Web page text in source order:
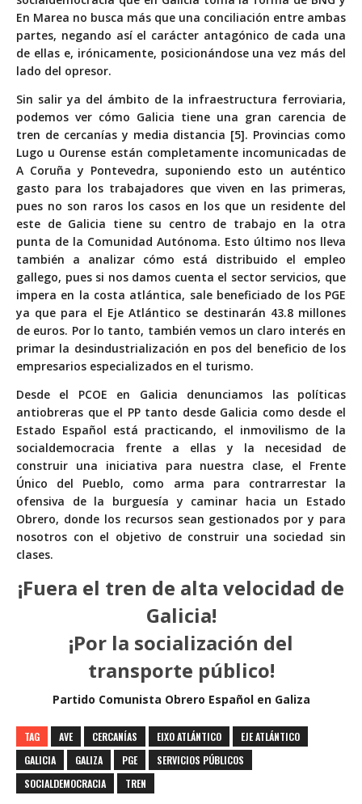
En Marea no busca más que una conciliación entre ambas
partes, negando así el carácter antagónico de cada una
de ellas e, irónicamente, posicionándose una vez más del
lado del opresor.
Sin salir ya del ámbito de la infraestructura ferroviaria,
podemos ver cómo Galicia tiene una gran carencia de
tren de cercanías y media distancia [5]. Provincias como
Lugo u Ourense están completamente incomunicadas de
A Coruña y Pontevedra, suponiendo esto un auténtico
gasto para los trabajadores que viven en las primeras,
pues no son raros los casos en los que un residente del
este de Galicia tiene su centro de trabajo en la otra
punta de la Comunidad Autónoma. Esto último nos lleva
también a analizar cómo está distribuido el empleo
gallego, pues si nos damos cuenta el sector servicios, que
impera en la costa atlántica, sale beneficiado de los PGE
ya que para el Eje Atlántico se destinarán 43.8 millones
de euros. Por lo tanto, también vemos un claro interés en
primar la desindustrialización en pos del beneficio de los
empresarios especializados en el turismo.
Desde el PCOE en Galicia denunciamos las políticas
antiobreras que el PP tanto desde Galicia como desde el
Estado Español está practicando, el inmovilismo de la
socialdemocracia frente a ellas y la necesidad de
construir una iniciativa para nuestra clase, el Frente
Único del Pueblo, como arma para contrarrestar la
ofensiva de la burguesía y caminar hacia un Estado
Obrero, donde los recursos sean gestionados por y para
nosotros con el objetivo de construir una sociedad sin
clases.
¡Fuera el tren de alta velocidad de
Galicia!
¡Por la socialización del
transporte público!
Partido Comunista Obrero Español en Galiza
TAG AVE CERCANÍAS EIXO ATLÁNTICO
EJE ATLÁNTICO
GALICIA
GALIZA PGE
SERVICIOS PÚBLICOS
SOCIALDEMOCRACIA
TREN